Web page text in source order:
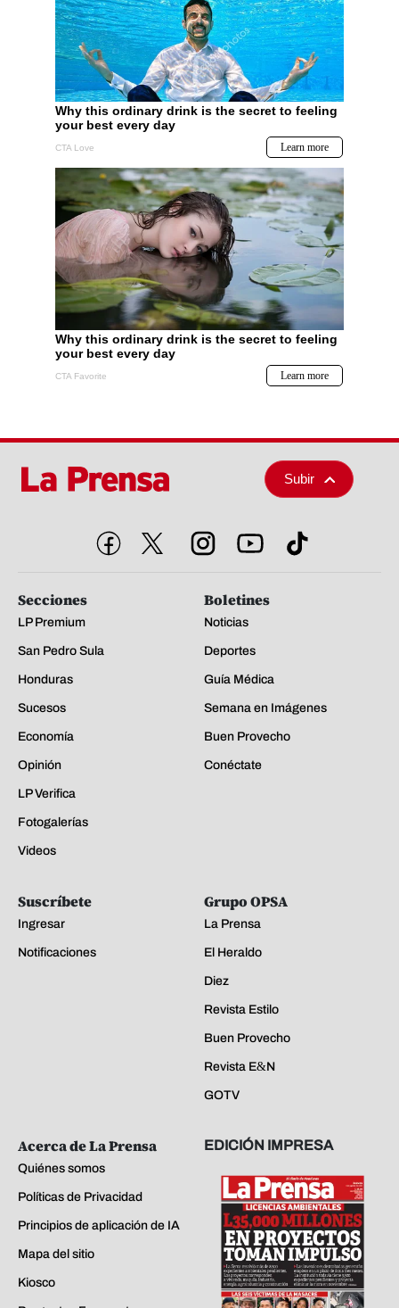
Subir
Secciones
LP Premium
San Pedro Sula
Honduras
Sucesos
Economía
Opinión
LP Verifica
Fotogalerías
Videos
Boletines
Noticias
Deportes
Guía Médica
Semana en Imágenes
Buen Provecho
Conéctate
Suscríbete
Ingresar
Notificaciones
Grupo OPSA
La Prensa
El Heraldo
Diez
Revista Estilo
Buen Provecho
Revista E&N
GOTV
Acerca de La Prensa
Quiénes somos
Políticas de Privacidad
Principios de aplicación de IA
Mapa del sitio
Kiosco
EDICIÓN IMPRESA